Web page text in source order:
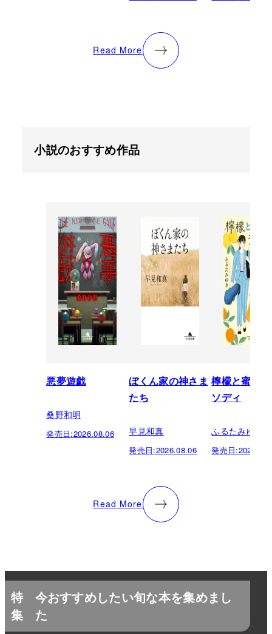
Read More
小説のおすすめ作品
悪夢遊戯
桑野和明
発売日:2026.08.06
ぼくん家の神さま
たち
早見和真
発売日:2026.08.06
檸檬と蜜柑
ソディ
ふるたみゆき
発売日:
Read More
特
集
今おすすめしたい旬な本を集めまし
た